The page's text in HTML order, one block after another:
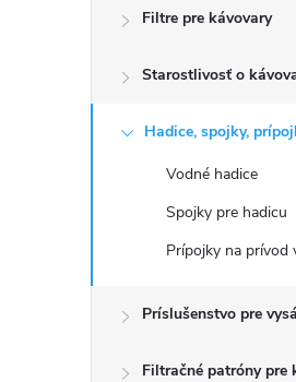
Filtre pre kávovary
Starostlivosť o
Hadice, spojky,
Vodné hadice
Spojky pre hadicu
Prípojky na prívod
Príslušenstvo pre
Filtračné patróny pre